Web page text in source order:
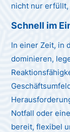
nicht nur
Schnell im
In einer Zeit, in
dominieren,
Notfall oder
bereit, flexibel